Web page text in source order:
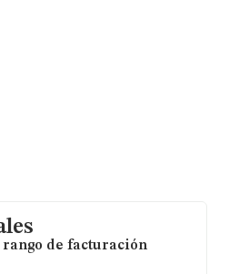
de facturación